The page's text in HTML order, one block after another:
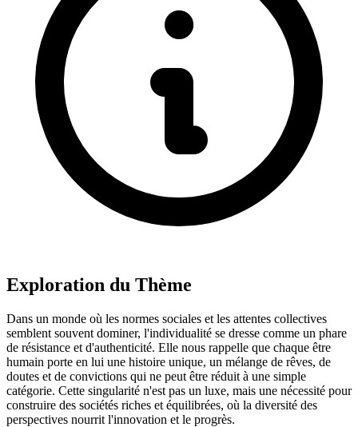
Exploration du Thème
Dans un monde où les normes sociales et les attentes collectives
semblent souvent dominer, l'individualité se dresse comme un phare
de résistance et d'authenticité. Elle nous rappelle que chaque être
humain porte en lui une histoire unique, un mélange de rêves, de
doutes et de convictions qui ne peut être réduit à une simple
catégorie. Cette singularité n'est pas un luxe, mais une nécessité pour
construire des sociétés riches et équilibrées, où la diversité des
perspectives nourrit l'innovation et le progrès.